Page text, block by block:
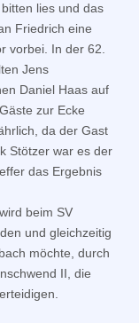
lies und das
Friedrich eine
vorbei. In der 62.
Jens
Daniel Haas auf
zur Ecke
da der Gast
Stötzer war es der
das Ergebnis
beim SV
und gleichzeitig
möchte, durch
II, die